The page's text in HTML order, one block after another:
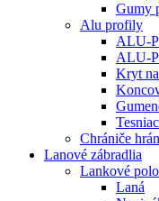
Gumy
Alu profily
ALU-
ALU-
Kryt
Chrániče
Lanové zábradlia
Lankové
Laná